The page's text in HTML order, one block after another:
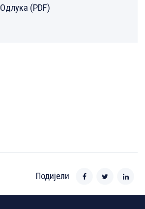
Одлука (PDF)
Подијели